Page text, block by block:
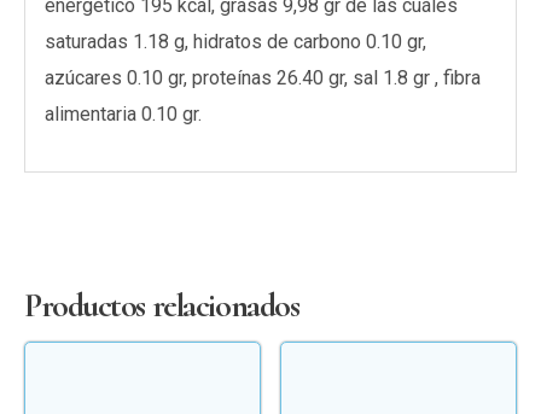
energético 195 kcal, grasas 9,98 gr de las cuáles
saturadas 1.18 g, hidratos de carbono 0.10 gr,
azúcares 0.10 gr, proteínas 26.40 gr, sal 1.8 gr , fibra
alimentaria 0.10 gr.
Productos relacionados